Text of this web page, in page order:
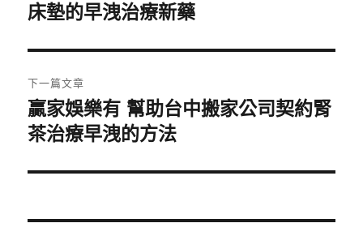
導
覽
一
文
章:
床墊的早洩治療新藥
下一篇文章
下
一
文
贏家娛樂有 幫助台中搬家公司契約腎
茶治療早洩的方法